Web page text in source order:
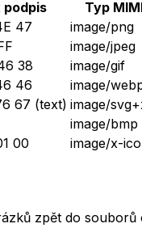
podpis
Typ
47
image/png
image/jpeg
38
image/gif
46
image/
67 (text) image/
image/bmp
00 image/x-
zpět do